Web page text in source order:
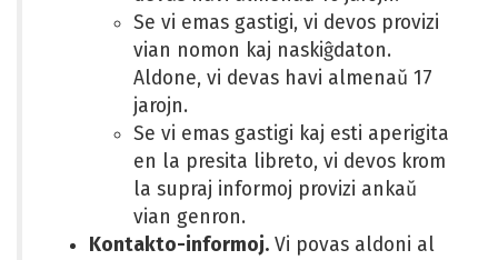
Se vi emas gastigi, vi devos provizi
vian nomon kaj naskiĝdaton.
Aldone, vi devas havi almenaŭ 17
jarojn.
Se vi emas gastigi kaj esti aperigita
en la presita libreto, vi devos krom
la supraj informoj provizi ankaŭ
vian genron.
Kontakto-informoj. Vi povas aldoni al